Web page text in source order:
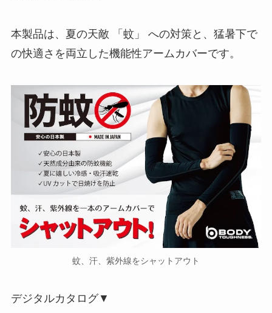
本製品は、夏の天敵 「蚊」 への対策と、猛暑下で
の快適さを両立した機能性アームカバーです。
蚊、汗、紫外線をシャットアウト
デジタルカタログ▼